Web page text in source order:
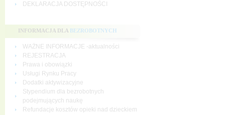
DEKLARACJA DOSTĘPNOŚCI
INFORMACJA DLA BEZROBOTNYCH
WAŻNE INFORMACJE -aktualności
REJESTRACJA
Prawa i obowiązki
Usługi Rynku Pracy
Dodatki aktywizacyjne
Stypendium dla bezrobotnych
podejmujących naukę
Refundacje kosztów opieki nad dzieckiem